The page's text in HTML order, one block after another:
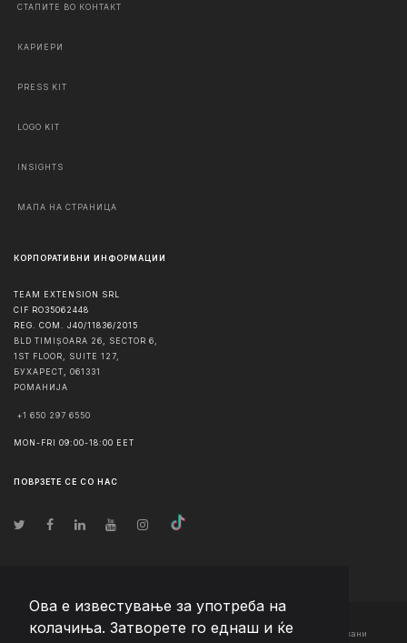
Ова е известување за употреба на
колачиња. Затворете го еднаш и ќе
СТАПИТЕ ВО КОНТАКТ
КАРИЕРИ
PRESS KIT
LOGO KIT
INSIGHTS
МАПА НА СТРАНИЦА
КОРПОРАТИВНИ ИНФОРМАЦИИ
TEAM EXTENSION SRL
CIF RO35062448
REG. COM. J40/11836/2015
BLD TIMIȘOARA 26, SECTOR 6,
1ST FLOOR, SUITE 127,
БУХАРЕСТ
061331
РОМАНИЈА
+1 650 297 6550
MON-FRI 09:00-18:00 EET
ПОВРЗЕТЕ СЕ СО НАС
© Авторско право2026 Team Extension Macedonia - Сите права задржани